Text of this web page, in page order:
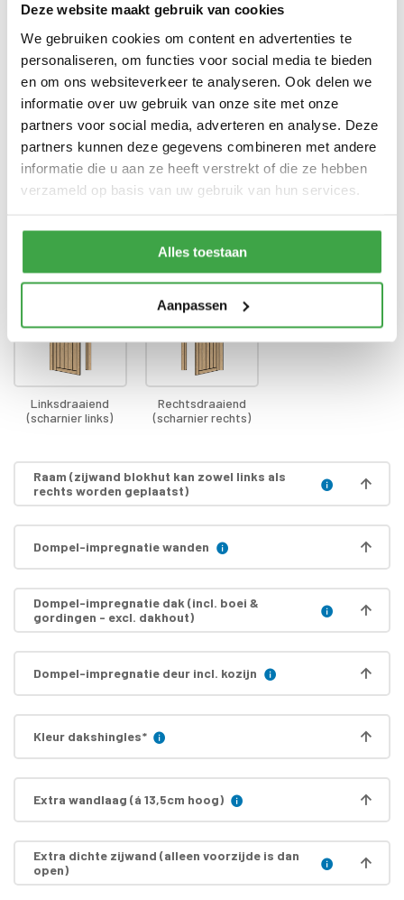
Deze website maakt gebruik van cookies
We gebruiken cookies om content en advertenties te
personaliseren, om functies voor social media te bieden
en om ons websiteverkeer te analyseren. Ook delen we
informatie over uw gebruik van onze site met onze
partners voor social media, adverteren en analyse. Deze
partners kunnen deze gegevens combineren met andere
informatie die u aan ze heeft verstrekt of die ze hebben
verzameld op basis van uw gebruik van hun services.
Alles toestaan
Aanpassen
Enkele deur zonder drempel -
voorzien van echt glas
Doorloophoogte deur 188 cm
Bevestigingsmaterialen
Alle bevestigingsmaterialen
zijn inbegrepen
Transport
Gratis thuisbezorgd - In
Nederland
Linksdraaiend
(scharnier links)
Rechtsdraaiend
(scharnier rechts)
Raam (zijwand blokhut kan zowel links als
rechts worden geplaatst)
Dompel-impregnatie wanden
Dompel-impregnatie dak (incl. boei &
gordingen - excl. dakhout)
Dompel-impregnatie deur incl. kozijn
Kleur dakshingles*
Extra wandlaag (á 13,5cm hoog)
Extra dichte zijwand (alleen voorzijde is dan
open)